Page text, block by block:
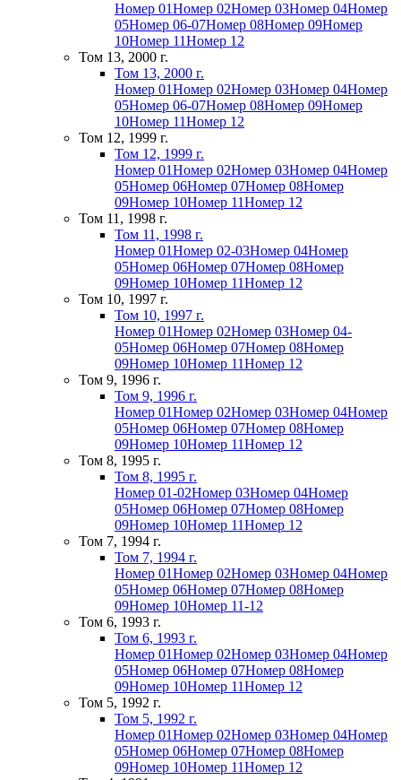
Номер 01Номер 02Номер 03Номер 04Номер
05Номер 06-07Номер 08Номер 09Номер
10Номер 11Номер 12
Том 13, 2000 г.
Том 13, 2000 г.
Номер 01Номер 02Номер 03Номер 04Номер
05Номер 06-07Номер 08Номер 09Номер
10Номер 11Номер 12
Том 12, 1999 г.
Том 12, 1999 г.
Номер 01Номер 02Номер 03Номер 04Номер
05Номер 06Номер 07Номер 08Номер
09Номер 10Номер 11Номер 12
Том 11, 1998 г.
Том 11, 1998 г.
Номер 01Номер 02-03Номер 04Номер
05Номер 06Номер 07Номер 08Номер
09Номер 10Номер 11Номер 12
Том 10, 1997 г.
Том 10, 1997 г.
Номер 01Номер 02Номер 03Номер 04-
05Номер 06Номер 07Номер 08Номер
09Номер 10Номер 11Номер 12
Том 9, 1996 г.
Том 9, 1996 г.
Номер 01Номер 02Номер 03Номер 04Номер
05Номер 06Номер 07Номер 08Номер
09Номер 10Номер 11Номер 12
Том 8, 1995 г.
Том 8, 1995 г.
Номер 01-02Номер 03Номер 04Номер
05Номер 06Номер 07Номер 08Номер
09Номер 10Номер 11Номер 12
Том 7, 1994 г.
Том 7, 1994 г.
Номер 01Номер 02Номер 03Номер 04Номер
05Номер 06Номер 07Номер 08Номер
09Номер 10Номер 11-12
Том 6, 1993 г.
Том 6, 1993 г.
Номер 01Номер 02Номер 03Номер 04Номер
05Номер 06Номер 07Номер 08Номер
09Номер 10Номер 11Номер 12
Том 5, 1992 г.
Том 5, 1992 г.
Номер 01Номер 02Номер 03Номер 04Номер
05Номер 06Номер 07Номер 08Номер
09Номер 10Номер 11Номер 12